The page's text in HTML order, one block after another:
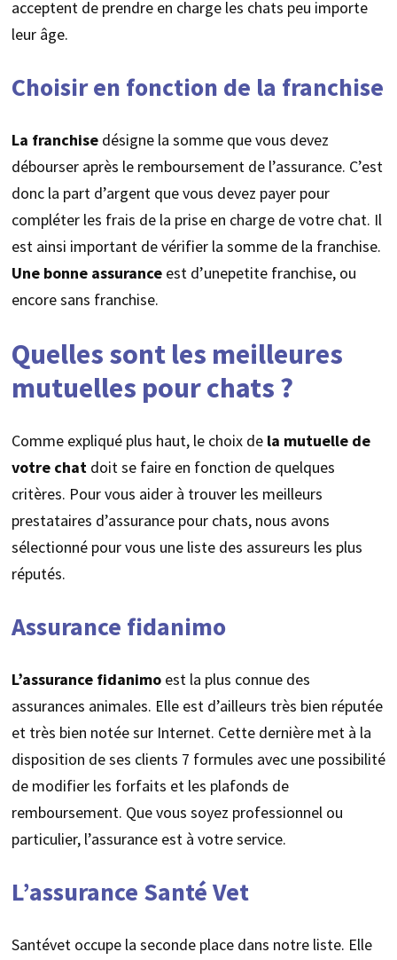
acceptent de prendre en charge les chats peu importe
leur âge.
Choisir en fonction de la franchise
La franchisedésigne la somme que vous devez
débourser après le remboursement de l’assurance. C’est
donc la part d’argent que vous devez payer pour
compléter les frais de la prise en charge de votre chat. Il
est ainsi important de vérifier la somme de la franchise.
Une bonne assuranceest d’unepetite franchise, ou
encore sans franchise.
Quelles sont les meilleures
mutuelles pour chats ?
Comme expliqué plus haut, le choix de la mutuelle de
votre chatdoit se faire en fonction de quelques
critères. Pour vous aider à trouver les meilleurs
prestataires d’assurance pour chats, nous avons
sélectionné pour vous une liste des assureurs les plus
réputés.
Assurance fidanimo
L’assurancefidanimo est la plus connue des
assurances animales. Elle est d’ailleurs très bien réputée
et très bien notée sur Internet. Cette dernière met à la
disposition de ses clients 7 formules avec une possibilité
de modifier les forfaits et les plafonds de
remboursement. Que vous soyez professionnel ou
particulier, l’assurance est à votre service.
L’assurance Santé Vet
Santévet occupe la seconde place dans notre liste. Elle